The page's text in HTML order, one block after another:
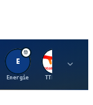
E
Energie
T
TTE.PA